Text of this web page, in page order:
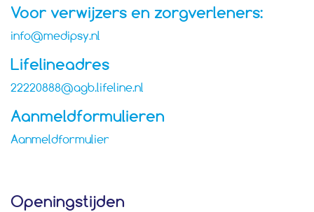
Voor verwijzers en zorgverleners:
info@medipsy.nl
Lifelineadres
22220888@agb.lifeline.nl
Aanmeldformulieren
Aanmeldformulier
Openingstijden